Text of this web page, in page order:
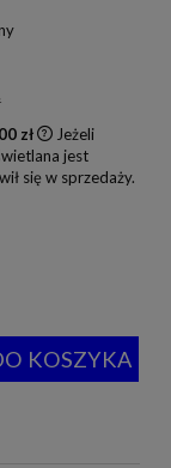
zł
Jeżeli
jest
się w sprzedaży.
KOSZYKA